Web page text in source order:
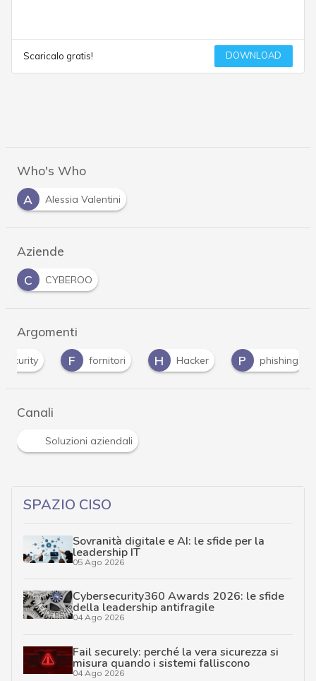
Scaricalo gratis! DOWNLOAD
Who's Who
A
Alessia Valentini
Aziende
C
CYBEROO
Argomenti
F
fornitori H Hacker P phishing R
Canali
Soluzioni aziendali
SPAZIO CISO
Sovranità digitale e AI: le sfide per la
leadership IT
05 Ago 2026
Cybersecurity360 Awards 2026: le sfide
della leadership antifragile
04 Ago 2026
Fail securely: perché la vera sicurezza si
misura quando i sistemi falliscono
04 Ago 2026